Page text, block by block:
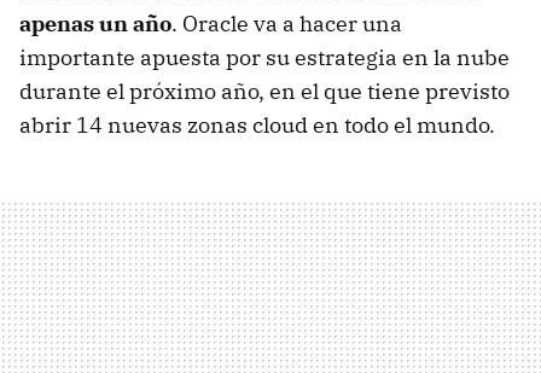
apenas un año. Oracle va a hacer una
importante apuesta por su estrategia en la nube
durante el próximo año, en el que tiene previsto
abrir 14 nuevas zonas cloud en todo el mundo.